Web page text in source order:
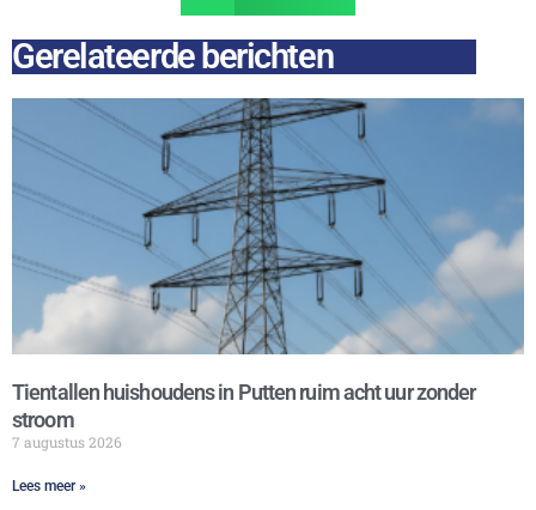
Gerelateerde berichten
Tientallen huishoudens in Putten ruim acht uur zonder
stroom
7 augustus 2026
Lees meer »